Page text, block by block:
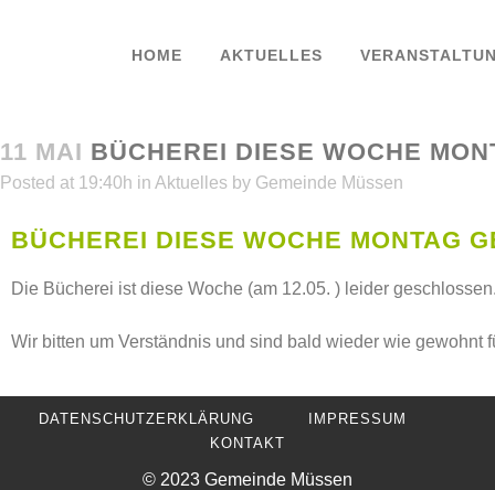
HOME AKTUELLES
11 MAI BÜCHEREI DIESE WOCHE
Posted at 19:40h in Aktuelles by Gemeinde Müssen
BÜCHEREI DIESE WOCHE MONTAG
Die Bücherei ist diese Woche (am 12.05. ) leider
Wir bitten um Verständnis und sind bald wieder wie gewohnt
DATENSCHUTZERKLÄRUNG
IMPRESSUM
KONTAKT
© 2023 Gemeinde Müssen